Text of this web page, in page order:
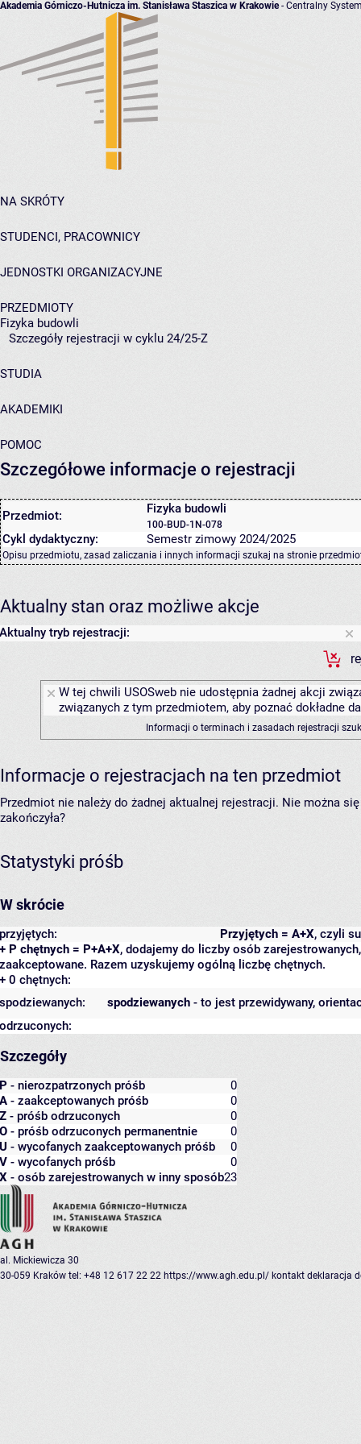
Akademia Górniczo-Hutnicza im. Stanisława Staszica w Krakowie- Centralny
NA SKRÓTY
STUDENCI, PRACOWNICY
JEDNOSTKI ORGANIZACYJNE
PRZEDMIOTY
Fizyka budowli
Szczegóły rejestracji w cyklu 24/25-Z
STUDIA
AKADEMIKI
POMOC
Szczegółowe informacje o rejestracji
Przedmiot: Fizyka budowli
100-BUD-1N-078
Cykl dydaktyczny: Semestr zimowy 2024/2025
Opisu przedmiotu, zasad zaliczania i innych informacji szukaj na stronie
Aktualny stan oraz możliwe akcje
Aktualny tryb rejestracji:
W tej chwili USOSweb nie udostępnia żadnej akcji
związanych z tym przedmiotem, aby poznać dokładne
Informacji o terminach i zasadach rejestracji
Informacje o rejestracjach na ten przedmiot
Przedmiot nie należy do żadnej aktualnej rejestracji. Nie można
zakończyła?
Statystyki próśb
W skrócie
Przyjętych = A+X, czyli
przyjętych:
+ P chętnych = P+A+X, dodajemy do liczby osób
zaakceptowane. Razem uzyskujemy ogólną liczbę chętnych.
+ 0 chętnych:
spodziewanych - to jest przewidywany,
spodziewanych:
odrzuconych:
Szczegóły
P - nierozpatrzonych próśb
0
A - zaakceptowanych próśb
0
Z - próśb odrzuconych
0
O - próśb odrzuconych permanentnie
0
U - wycofanych zaakceptowanych próśb
0
V - wycofanych próśb
0
X - osób zarejestrowanych w inny sposób23
al. Mickiewicza 30
30-059 Kraków tel: +48 12 617 22 22 https://www.agh.edu.pl/ kontakt deklaracja